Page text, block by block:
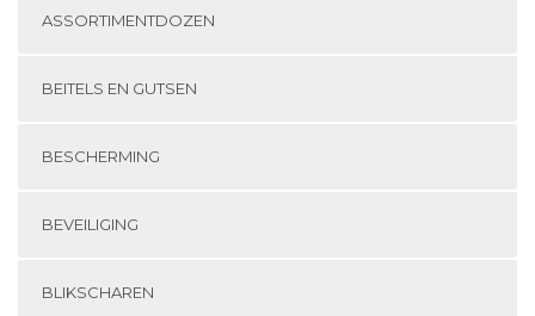
ASSORTIMENTDOZEN
BEITELS EN GUTSEN
BESCHERMING
BEVEILIGING
BLIKSCHAREN